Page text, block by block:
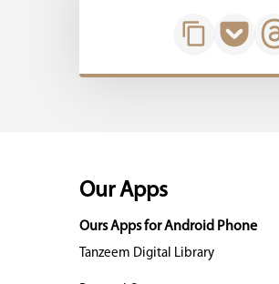
Our Apps
Ours Apps for Android Phone
Tanzeem Digital Library